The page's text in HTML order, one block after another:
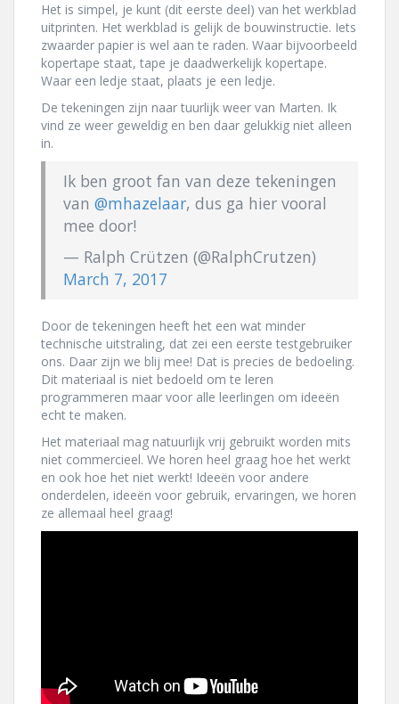
Het is simpel, je kunt (dit eerste deel) van het werkblad
uitprinten. Het werkblad is gelijk de bouwinstructie. Iets
zwaarder papier is wel aan te raden. Waar bijvoorbeeld
kopertape staat, tape je daadwerkelijk kopertape.
Waar een ledje staat, plaats je een ledje.
De tekeningen zijn naar tuurlijk weer van Marten. Ik
vind ze weer geweldig en ben daar gelukkig niet alleen
in.
Ik ben groot fan van deze tekeningen
van @mhazelaar, dus ga hier vooral
mee door!
— Ralph Crützen (@RalphCrutzen)
March 7, 2017
Door de tekeningen heeft het een wat minder
technische uitstraling, dat zei een eerste testgebruiker
ons. Daar zijn we blij mee! Dat is precies de bedoeling.
Dit materiaal is niet bedoeld om te leren
programmeren maar voor alle leerlingen om ideeën
echt te maken.
Het materiaal mag natuurlijk vrij gebruikt worden mits
niet commercieel. We horen heel graag hoe het werkt
en ook hoe het niet werkt! Ideeën voor andere
onderdelen, ideeën voor gebruik, ervaringen, we horen
ze allemaal heel graag!